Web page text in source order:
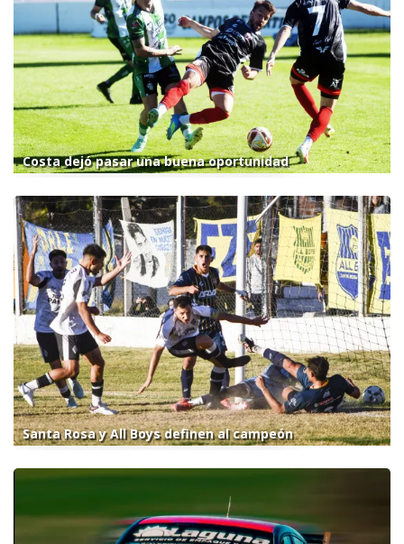
Costa dejó pasar una buena oportunidad
Santa Rosa y All Boys definen al campeón